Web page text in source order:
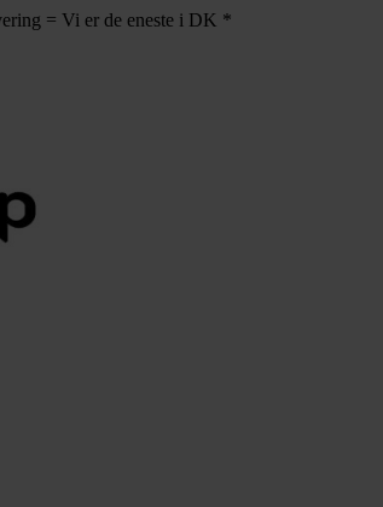
= Vi er de eneste i DK *